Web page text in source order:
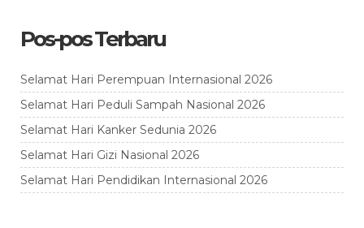
Pos-pos Terbaru
Selamat Hari Perempuan Internasional 2026
Selamat Hari Peduli Sampah Nasional 2026
Selamat Hari Kanker Sedunia 2026
Selamat Hari Gizi Nasional 2026
Selamat Hari Pendidikan Internasional 2026